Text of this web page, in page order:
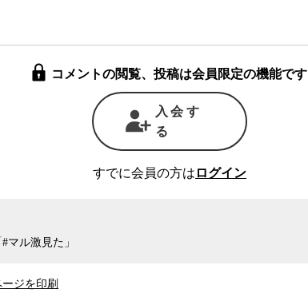
らかになっていることだ。実際に2024年に
刑務所に舞い戻ってきていたことがわかっ
社会復帰を意識して受刑者一
とができるようになる。また、拘禁刑の創
取れるようになるという。
龍谷大学法学部で教授を務める浜井浩一氏
コメントの閲覧、投稿は会員限定の機能です
入会す
る
すでに会員の方は ログイン
マル激見た」
ージを印刷